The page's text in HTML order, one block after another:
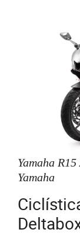
Yamaha
Yamaha